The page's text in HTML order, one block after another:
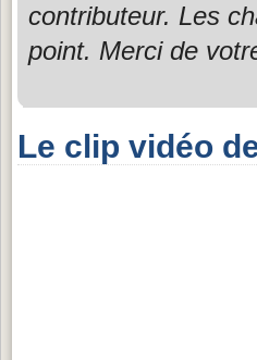
contributeur. Les
point. Merci de
Le clip vidéo